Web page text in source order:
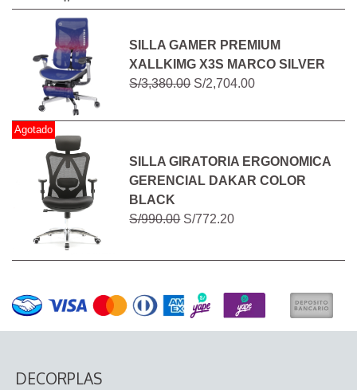
SILLA GAMER PREMIUM
XALLKIMG X3S MARCO SILVER
S/3,380.00S/2,704.00
Agotado
SILLA GIRATORIA ERGONOMICA
GERENCIAL DAKAR COLOR
BLACK
S/990.00S/772.20
DECORPLAS